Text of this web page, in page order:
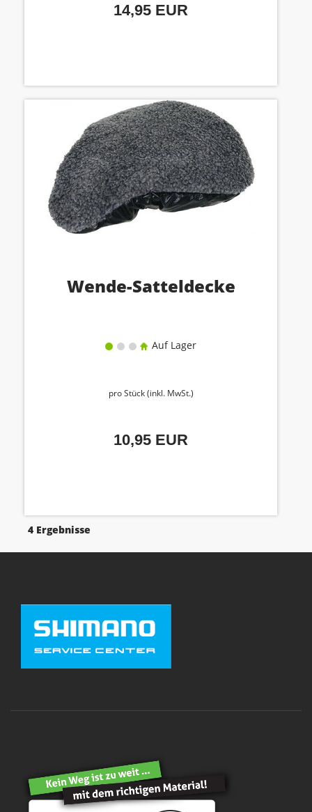
14,95 EUR
Wende-Satteldecke
Auf Lager
pro Stück (inkl. MwSt.)
10,95 EUR
4 Ergebnisse